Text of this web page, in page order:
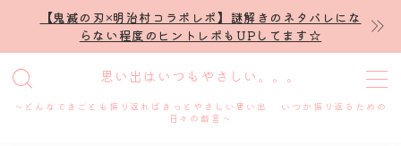
【鬼滅の刃×明治村コラボレポ】謎解きのネタバレにな
らない程度のヒントレポもUPしてます☆
思い出はいつもやさしい。。。
～どんなできごとも振り返ればきっとやさしい思い出 いつか振り返るための
日々の戯言～
MENU